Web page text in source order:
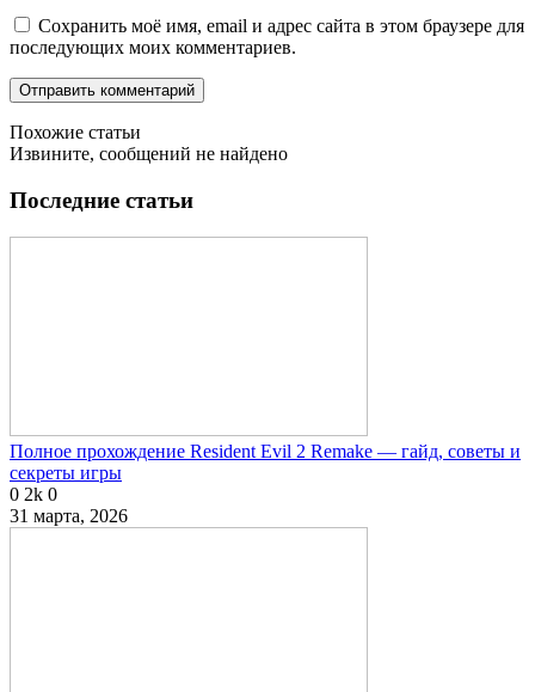
Сохранить моё имя, email и адрес сайта в этом браузере для
последующих моих комментариев.
Похожие статьи
Извините, сообщений не найдено
Последние статьи
Полное прохождение Resident Evil 2 Remake — гайд, советы и
секреты игры
0 2k 0
31 марта, 2026